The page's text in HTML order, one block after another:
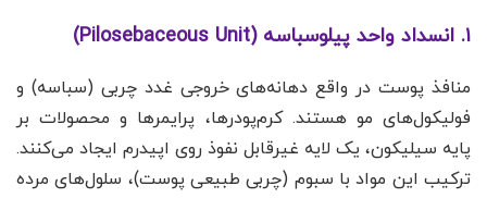
۱. انسداد واحد پیلوسباسه (Pilosebaceous Unit)
منافذ پوست در واقع دهانه‌های خروجی غدد چربی (سباسه) و
فولیکول‌های مو هستند. کرم‌پودرها، پرایمرها و محصولات بر
پایه سیلیکون، یک لایه غیرقابل نفوذ روی اپیدرم ایجاد می‌کنند.
ترکیب این مواد با سبوم (چربی طبیعی پوست)، سلول‌های مرده